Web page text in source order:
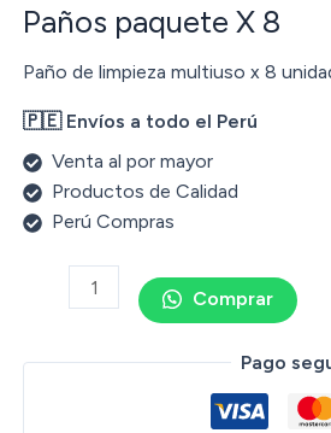
Paños paquete X 8
Paño de limpieza multiuso x 8
🇵🇪 Envíos a todo el Perú
Venta al por mayor
Productos de Calidad
Perú Compras
Comprar
Pago